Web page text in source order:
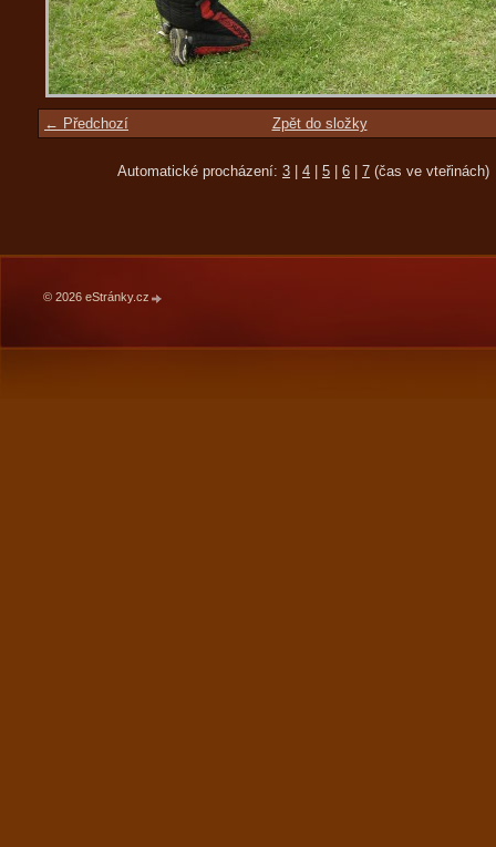
← Předchozí Zpět do složky
Automatické procházení: 3 4 5 6 7 (čas ve vteřinách)
© 2026 eStránky.cz